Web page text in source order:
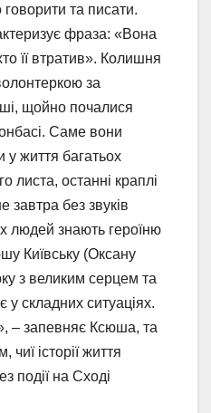
та писати.
фраза: «Вона
її втратив». Колишня
за
щойно почалися
Саме вони
у життя багатьох
листа, останні краплі
завтра без звуків
людей знають героїню
Київську (Оксану
з великим серцем та
у складних ситуаціях.
– запевняє Ксюша, та
історії життя
події на Сході